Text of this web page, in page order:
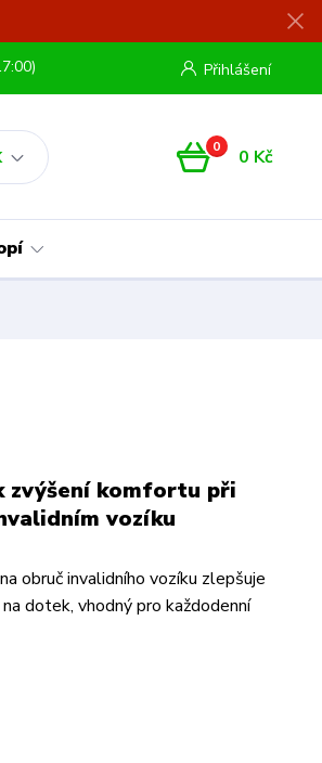
Přihlášení
0 0 Kč
zvýšení komfortu při
vozíku
obruč invalidního vozíku zlepšuje
dotek, vhodný pro každodenní